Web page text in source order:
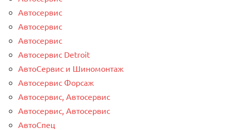
Автосервис
Автосервис
Автосервис
Автосервис Detroit
АвтоСервис и Шиномонтаж
Автосервис Форсаж
Автосервис, Автосервис
Автосервис, Автосервис
АвтоСпец